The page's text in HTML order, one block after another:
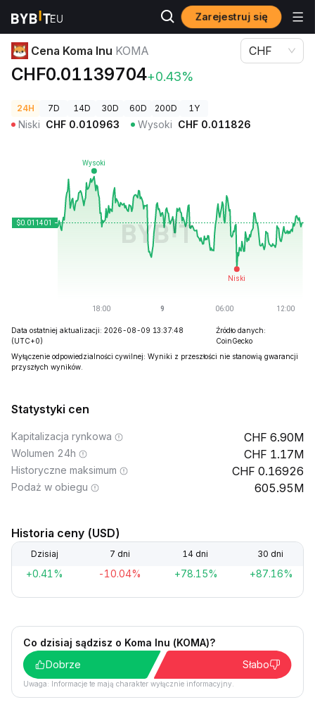
Zarejestruj się
Ceny kryptowalut Cena Koma Inu KOMA
Cena Koma Inu KOMA
CHF0.01139704+0.43%
CHF
24H 7D 14D 30D 60D 200D 1Y
Niski CHF 0.010963 Wysoki CHF 0.011826
Data ostatniej aktualizacji: 2026-08-09 13:37:48
(UTC+0)
Źródło danych:
CoinGecko
Wyłączenie odpowiedzialności cywilnej: Wyniki z przeszłości nie stanowią gwarancji
przyszłych wyników.
Statystyki cen
Kapitalizacja rynkowa 6.90M
Wolumen 24h 1.17M
Historyczne maksimum 0.16926
Podaż w obiegu 605.95M
Historia ceny (USD)
Dzisiaj 7 dni 14 dni 30 dni
+0.41% -10.04% +78.15% +87.16%
Co dzisiaj sądzisz o Koma Inu (KOMA)?
Dobrze
Słabo
Uwaga: Informacje te mają charakter wyłącznie informacyjny.